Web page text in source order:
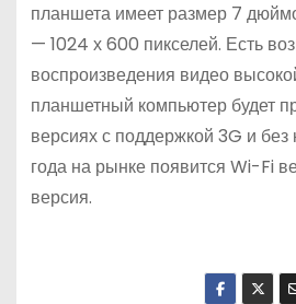
планшета имеет размер 7
— 1024 х 600 пикселей. Есть
воспроизведения видео
планшетный компьютер будет
версиях с поддержкой 3G и без
года на рынке появится Wi-Fi
версия.